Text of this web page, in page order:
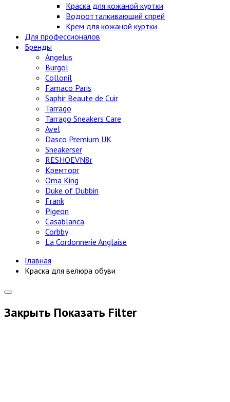
Краска для кожаной куртки
Водоотталкивающий спрей
Крем для кожаной куртки
Для профессионалов
Бренды
Angelus
Burgol
Collonil
Famaco Paris
Saphir Beaute de Cuir
Tarrago
Tarrago Sneakers Care
Avel
Dasco Premium UK
Sneakerser
RESHOEVN8r
Кремторг
Oma King
Duke of Dubbin
Frank
Pigeon
Casablanca
Corbby
La Cordonnerie Anglaise
Главная
Краска для велюра обуви
Закрыть Показать Filter